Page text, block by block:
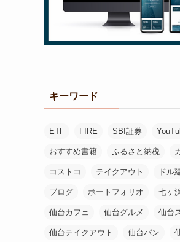
キーワード
ETF FIRE SBI証券
おすすめ書籍 ふるさと納税
コストコ テイクアウト ドル
ブログ ポートフォリオ 七ヶ
仙台カフェ 仙台グルメ 仙台
仙台テイクアウト 仙台パン